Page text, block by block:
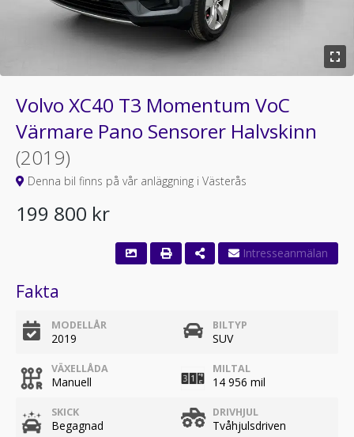
Volvo XC40 T3 Momentum VoC
Värmare Pano Sensorer Halvskinn
(2019)
Denna bil finns på vår anläggning i Västerås
199 800 kr
Fakta
MODELLÅR
2019
BILTYP
SUV
VÄXELLÅDA
Manuell
MILTAL
14 956 mil
SKICK
Begagnad
DRIVHJUL
Tvåhjulsdriven